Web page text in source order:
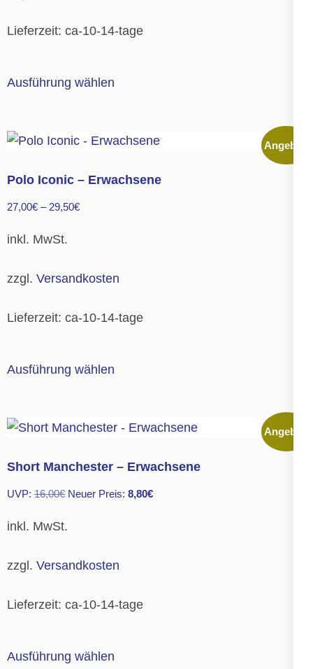
gewählt
Lieferzeit: ca-10-14-tage
Ausführung wählen
der
gewählt
Angebot!
Polo Iconic – Erwachsene
27,00€ – 29,50€
inkl. MwSt.
zzgl. Versandkosten
Lieferzeit: ca-10-14-tage
Ausführung wählen
Optionen
der
gewählt
Angebot!
Short Manchester – Erwachsene
UVP: 16,00€ Ursprünglicher
Neuer Preis: 8,80€Aktueller
inkl. MwSt.
zzgl. Versandkosten
Lieferzeit: ca-10-14-tage
Ausführung wählen